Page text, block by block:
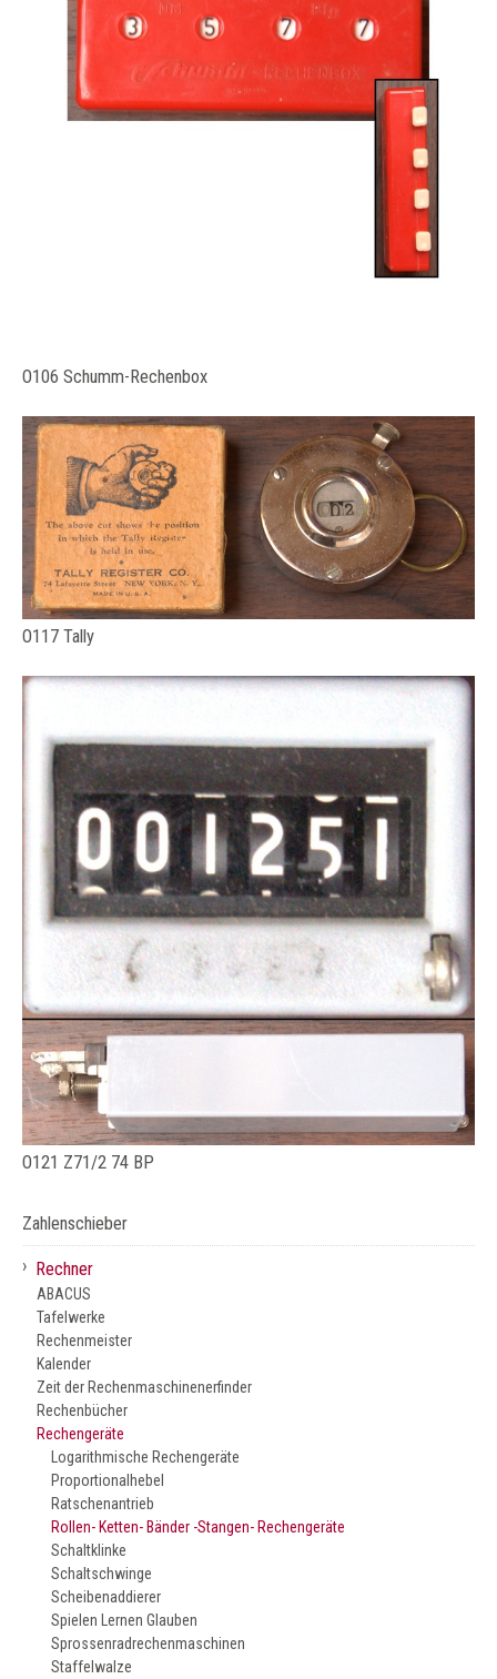
O106 Schumm-Rechenbox
O117 Tally
O121 Z71/2 74 BP
Zahlenschieber
› Rechner
ABACUS
Tafelwerke
Rechenmeister
Kalender
Zeit der Rechenmaschinenerfinder
Rechenbücher
Rechengeräte
Logarithmische Rechengeräte
Proportionalhebel
Ratschenantrieb
Rollen- Ketten- Bänder -Stangen- Rechengeräte
Schaltklinke
Schaltschwinge
Scheibenaddierer
Spielen Lernen Glauben
Sprossenradrechenmaschinen
Staffelwalze